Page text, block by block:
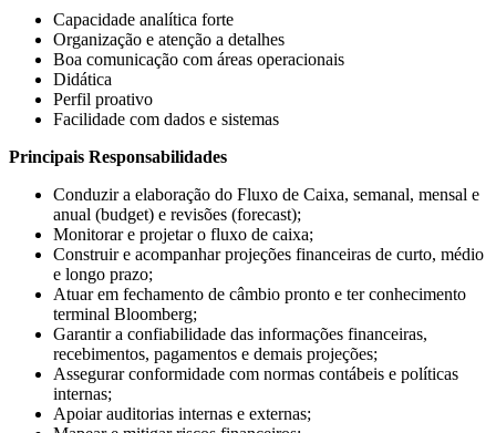
Capacidade analítica forte
Organização e atenção a detalhes
Boa comunicação com áreas operacionais
Didática
Perfil proativo
Facilidade com dados e sistemas
Principais Responsabilidades
Conduzir a elaboração do Fluxo de Caixa, semanal, mensal e
anual (budget) e revisões (forecast);
Monitorar e projetar o fluxo de caixa;
Construir e acompanhar projeções financeiras de curto, médio
e longo prazo;
Atuar em fechamento de câmbio pronto e ter conhecimento
terminal Bloomberg;
Garantir a confiabilidade das informações financeiras,
recebimentos, pagamentos e demais projeções;
Assegurar conformidade com normas contábeis e políticas
internas;
Apoiar auditorias internas e externas;